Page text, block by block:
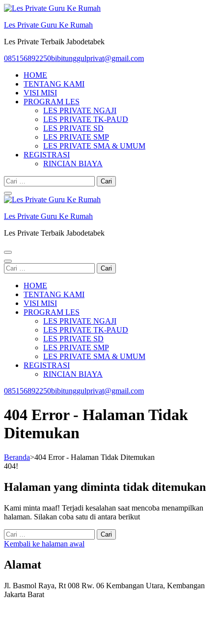
Lompat
konten
Enter)
Les Private Guru Ke Rumah
Les Private Terbaik Jabodetabek
085156892250bibitunggulprivat@gmail.com
HOME
TENTANG KAMI
VISI MISI
PROGRAM LES
LES PRIVATE NGAJI
LES PRIVATE TK-PAUD
LES PRIVATE SD
LES PRIVATE SMP
LES PRIVATE SMA & UMUM
REGISTRASI
RINCIAN BIAYA
Cari
untuk:
Les Private Guru Ke Rumah
Les Private Terbaik Jabodetabek
Cari
untuk:
HOME
TENTANG KAMI
VISI MISI
PROGRAM LES
LES PRIVATE NGAJI
LES PRIVATE TK-PAUD
LES PRIVATE SD
LES PRIVATE SMP
LES PRIVATE SMA & UMUM
REGISTRASI
RINCIAN BIAYA
085156892250bibitunggulprivat@gmail.com
404 Error - Halaman Tidak
Ditemukan
Beranda>404 Error - Halaman Tidak Ditemukan
404!
Halaman yang diminta tidak ditemukan
Kami minta maaf! Terjadi kesalahan saat mencoba menampilkan
halaman. Silakan coba satu di antara berikut
Cari
untuk:
Kembali ke halaman awal
Alamat
Jl. Basmol Raya, Rt 008 Rw. 06 Kembangan Utara, Kembangan
Jakarta Barat